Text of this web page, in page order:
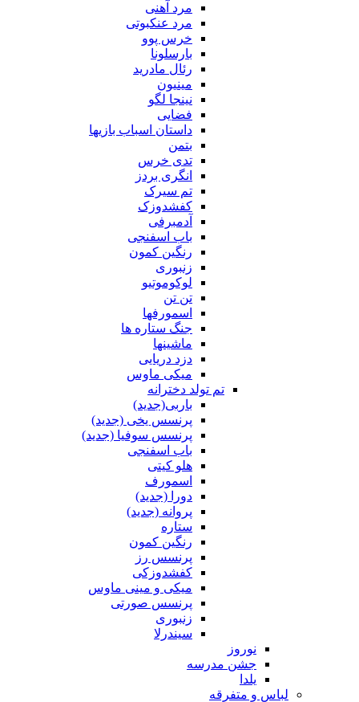
مرد آهنی
مرد عنکبوتی
خرس پوو
بارسلونا
رئال مادرید
مینیون
نینجا لگو
فضایی
داستان اسباب بازیها
بتمن
تدی خرس
انگری بردز
تم سیرک
کفشدوزک
آدمبرفی
باب اسفنجی
رنگین کمون
زنبوری
لوکوموتیو
تن تن
اسمورفها
جنگ ستاره ها
ماشینها
دزد دریایی
میکی ماوس
تم تولد دخترانه
باربی(جدید)
پرنسس یخی (جدید)
پرنسس سوفیا (جدید)
باب اسفنجی
هلو کیتی
اسمورف
دورا (جدید)
پروانه (جدید)
ستاره
رنگین کمون
پرنسس رز
کفشدوزکی
میکی و مینی ماوس
پرنسس صورتی
زنبوری
سیندرلا
نوروز
جشن مدرسه
یلدا
لباس و متفرقه